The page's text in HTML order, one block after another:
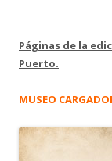
Páginas de la
Puerto.
MUSEO